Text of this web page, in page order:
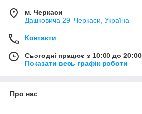
м. Черкаси
Дашковича 29, Черкаси, Україна
Контакти
Сьогодні працює з 10:00 до 20:00
Показати весь графік роботи
Про нас